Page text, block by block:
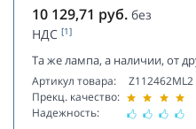
10 129,71 руб. без
НДС [1]
Та же лампа, а наличии, от
Артикул товара:
Прекц. качество:
Надежность:
Z112462ML2